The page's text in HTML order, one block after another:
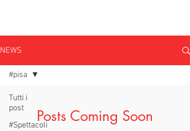
NEWS
Tutti i
post
#Spettacoli
#pisa
Posts Coming Soon